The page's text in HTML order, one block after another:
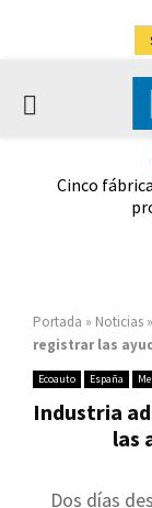
PRIMARY
Cinco
Portada » Noticias »
registrar las
Ecoauto España
Industria
las
Dos días